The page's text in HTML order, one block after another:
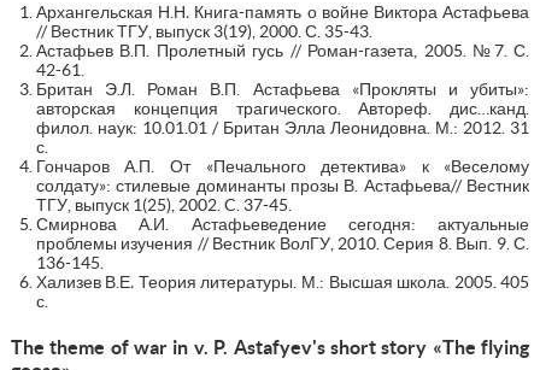
Архангельская Н.Н. Книга-память о войне Виктора Астафьева
// Вестник ТГУ, выпуск 3(19), 2000. С. 35-43.
Астафьев В.П. Пролетный гусь // Роман-газета, 2005. №7. С.
42-61.
Британ Э.Л. Роман В.П. Астафьева «Прокляты и убиты»:
авторская концепция трагического. Автореф. дис…канд.
филол. наук: 10.01.01 / Британ Элла Леонидовна. М.: 2012. 31
с.
Гончаров А.П. От «Печального детектива» к «Веселому
солдату»: стилевые доминанты прозы В. Астафьева// Вестник
ТГУ, выпуск 1(25), 2002. C. 37-45.
Смирнова А.И. Астафьеведение сегодня: актуальные
проблемы изучения // Вестник ВолГУ, 2010. Серия 8. Вып. 9. С.
136-145.
Хализев В.Е. Теория литературы. М.: Высшая школа. 2005. 405
с.
The theme of war in v. P. Astafyev's short story «Тhe flying